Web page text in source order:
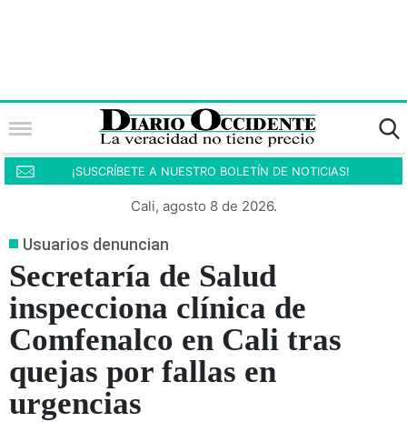
¡SUSCRÍBETE A NUESTRO BOLETÍN DE NOTICIAS!
Cali, agosto 8 de 2026.
Usuarios denuncian
Secretaría de Salud
inspecciona clínica de
Comfenalco en Cali tras
quejas por fallas en
urgencias